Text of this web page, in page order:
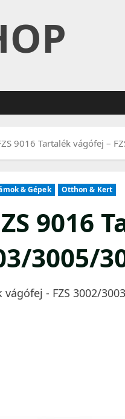
9016 Tartalék vágófej –
& Gépek Otthon & Kert
9016
3005/
- FZS 3002/